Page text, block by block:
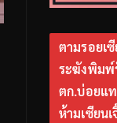
ตามรอยเ
ระฆังพิมพ์
ตก.บ่อยแ
ห้ามเซียน